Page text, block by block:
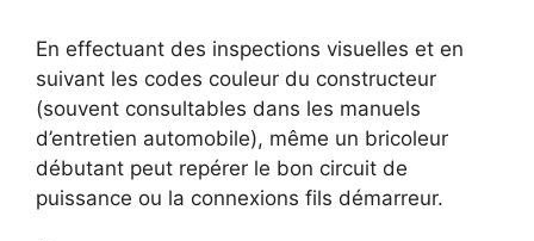
En effectuant des inspections visuelles et en
suivant les codes couleur du constructeur
(souvent consultables dans les manuels
d’entretien automobile), même un bricoleur
débutant peut repérer le bon circuit de
puissance ou la connexions fils démarreur.